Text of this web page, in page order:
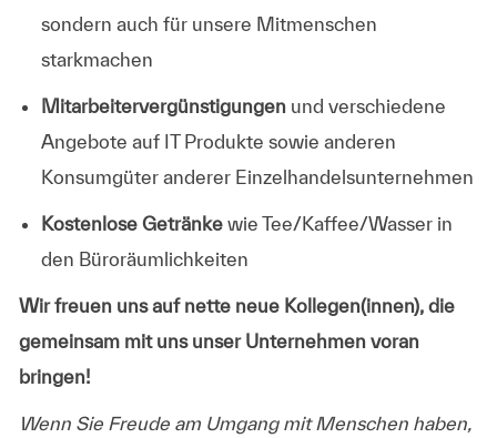
sondern auch für unsere Mitmenschen
starkmachen
Mitarbeitervergünstigungen und verschiedene
Angebote auf IT Produkte sowie anderen
Konsumgüter anderer Einzelhandelsunternehmen
Kostenlose Getränkewie Tee/Kaffee/Wasser in
den Büroräumlichkeiten
Wir freuen uns auf nette neue Kollegen(innen), die
gemeinsam mit uns unser Unternehmen voran
bringen!
Wenn Sie Freude am Umgang mit Menschen haben,